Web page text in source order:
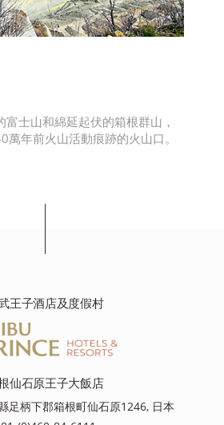
富士山和綿延起伏的箱根群山，
萬年前火山活動痕跡的火山口。
王子酒店及度假村
仙石原王子大飯店
足柄下郡箱根町仙石原1246, 日本